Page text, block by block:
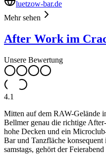
luetzow-bar.de
Mehr sehen
After Work im
Unsere Bewertung
4.1
Mitten auf dem RAW-Gelände
Bellmer genau die richtige
hohe Decken und ein
Bar und Tanzfläche
samstags, gehört der